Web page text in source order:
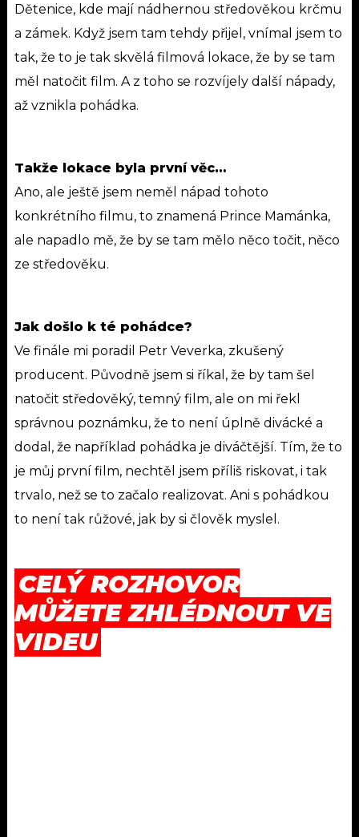
Dětenice, kde mají nádhernou středověkou krčmu
a zámek. Když jsem tam tehdy přijel, vnímal jsem to
tak, že to je tak skvělá filmová lokace, že by se tam
měl natočit film. A z toho se rozvíjely další nápady,
až vznikla pohádka.
Takže lokace byla první věc…
Ano, ale ještě jsem neměl nápad tohoto
konkrétního filmu, to znamená Prince Mamánka,
ale napadlo mě, že by se tam mělo něco točit, něco
ze středověku.
Jak došlo k té pohádce?
Ve finále mi poradil Petr Veverka, zkušený
producent. Původně jsem si říkal, že by tam šel
natočit středověký, temný film, ale on mi řekl
správnou poznámku, že to není úplně divácké a
dodal, že například pohádka je diváčtější. Tím, že to
je můj první film, nechtěl jsem příliš riskovat, i tak
trvalo, než se to začalo realizovat. Ani s pohádkou
to není tak růžové, jak by si člověk myslel.
CELÝ ROZHOVOR
MŮŽETE ZHLÉDNOUT VE
VIDEU